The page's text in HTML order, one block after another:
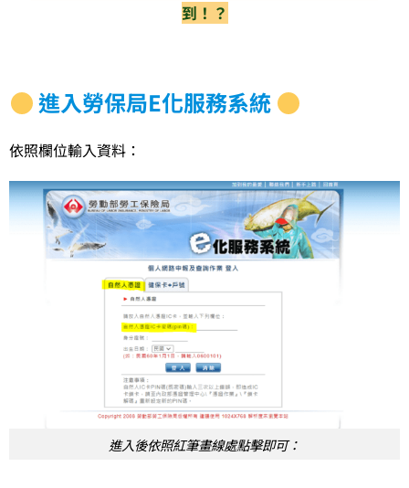
到！？
進入勞保局E化服務系統
依照欄位輸入資料：
進入後依照紅筆畫線處點擊即可：